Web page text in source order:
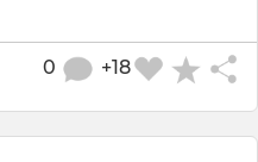
+18
0